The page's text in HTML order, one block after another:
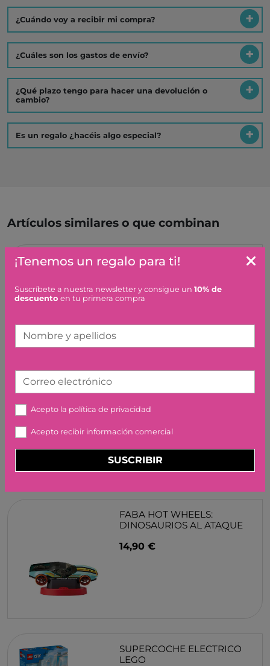
¿Cuándo voy a recibir mi compra?
¿Cuáles son los gastos de envío?
¿Qué plazo tengo para hacer una devolución o
cambio?
Es un regalo ¿hacéis algo especial?
Artículos similares o que combinan
FROZEN: CAJA CREATIVA
CON ELSA Y OLAF, LEGO
19,99 €
N
59,99 €
FABA HOT WHEELS:
DINOSAURIOS AL ATAQUE
14,90 €
SUPERCOCHE ELECTRICO
LEGO
¡Tenemos un regalo para ti!
Suscríbete a nuestra newsletter y consigue un 10% de
descuento en tu primera compra
Nombre y apellidos
Correo electrónico
Acepto la política de privacidad
Acepto recibir información comercial
SUSCRIBIR